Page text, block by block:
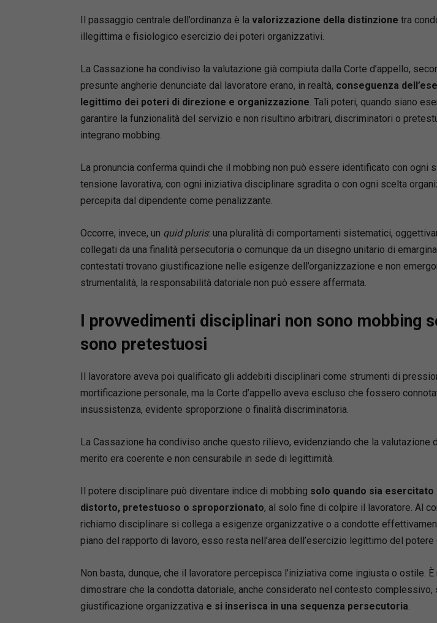
Il passaggio centrale dell’ordinanza è la valorizzazione della distinzione tra
illegittima e fisiologico esercizio dei poteri organizzativi.
La Cassazione ha condiviso la valutazione già compiuta dalla Corte d’appello,
presunte angherie denunciate dal lavoratore erano, in realtà, conseguenza
legittimo dei poteri di direzione e organizzazione . Tali poteri, quando siano
garantire la funzionalità del servizio e non risultino arbitrari, discriminatori o
integrano mobbing.
La pronuncia conferma quindi che il mobbing non può essere identificato con ogni
tensione lavorativa, con ogni iniziativa disciplinare sgradita o con ogni scelta
percepita dal dipendente come penalizzante.
Occorre, invece, un quid pluris: una pluralità di comportamenti sistematici,
collegati da una finalità persecutoria o comunque da un disegno unitario di
contestati trovano giustificazione nelle esigenze dell’organizzazione e non
strumentalità, la responsabilità datoriale non può essere affermata.
I provvedimenti disciplinari non sono mobbing
sono pretestuosi
Il lavoratore aveva poi qualificato gli addebiti disciplinari come strumenti di
mortificazione personale, ma la Corte d’appello aveva escluso che fossero
insussistenza, evidente sproporzione o finalità discriminatoria.
La Cassazione ha condiviso anche questo rilievo, evidenziando che la valutazione
merito era coerente e non censurabile in sede di legittimità.
Il potere disciplinare può diventare indice di mobbing solo quando sia esercitato
distorto, pretestuoso o sproporzionato, al solo fine di colpire il lavoratore. Al
richiamo disciplinare si collega a esigenze organizzative o a condotte
piano del rapporto di lavoro, esso resta nell’area dell’esercizio legittimo del potere
Non basta, dunque, che il lavoratore percepisca l’iniziativa come ingiusta o ostile.
dimostrare che la condotta datoriale, anche considerato nel contesto complessivo,
giustificazione organizzativa e si inserisca in una sequenza persecutoria